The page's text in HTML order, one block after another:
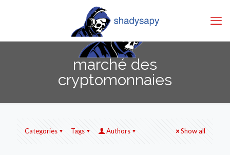
marché des
cryptomonnaies
Categories Tags Authors Show all